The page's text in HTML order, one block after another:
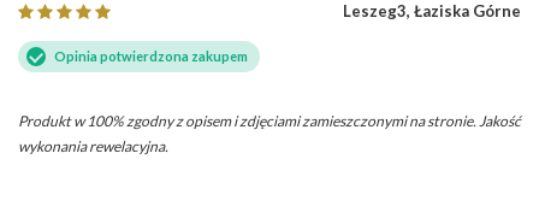
Leszeg3, Łaziska Górne
Opinia potwierdzona zakupem
Produkt w 100% zgodny z opisem i zdjęciami zamieszczonymi na stronie. Jakość
wykonania rewelacyjna.